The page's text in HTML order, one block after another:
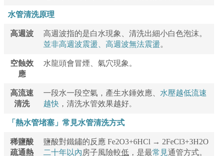
水管清洗原理
高週波
高週波指的是白水現象、清洗出細小白色泡沫。
並非高週波震盪、高週波無法震盪。
空蝕效
應
水龍頭會冒煙、氣穴現象。
高流速
清洗
一段水一段空氣，產生水錘效應、 水壓越低流速
越快 ，清洗水管效果越好。
「 熱水管堵塞」常見水管清洗方式
稀鹽酸
疏通熱
鹽酸對鐵鏽的反應 Fe2O3+6HCl → 2FeCl3+3H2O
二十年以內房子風險較低 ，是最常見通管方式。